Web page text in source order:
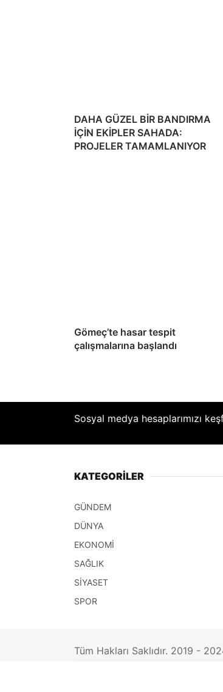
DAHA GÜZEL BİR BANDIRMA
İÇİN EKİPLER SAHADA:
PROJELER TAMAMLANIYOR
Gömeç’te hasar tespit
çalışmalarına başlandı
Sosyal medya hesaplarımızı
KATEGORİLER
GÜNDEM
DÜNYA
EKONOMİ
SAĞLIK
SİYASET
SPOR
Tüm Hakları Saklıdır. 2019 -